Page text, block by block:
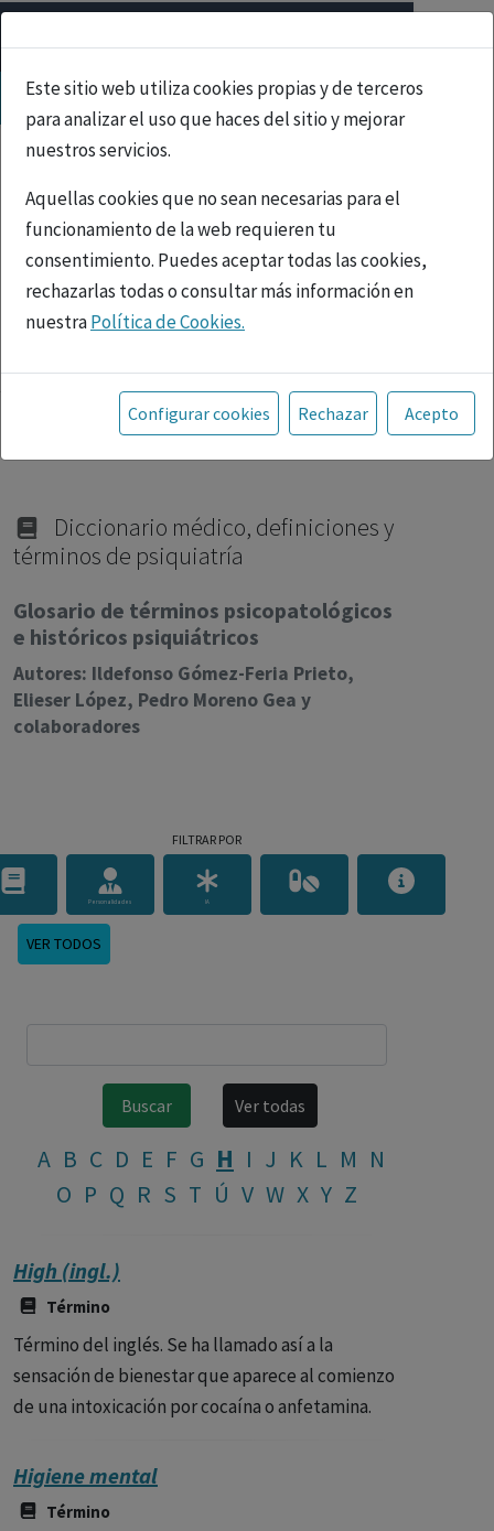
Este sitio web utiliza cookies propias y de terceros
para analizar el uso que haces del sitio y mejorar
nuestros servicios.
Aquellas cookies que no sean necesarias para el
funcionamiento de la web requieren tu
consentimiento. Puedes aceptar todas las cookies,
rechazarlas todas o consultar más información en
nuestraPolítica de Cookies.
Toda la información incluida en la Página Web está
referida a productos del mercado español y, por
tanto, dirigida a profesionales sanitarios legalmente
facultados para prescribir o dispensar medicamentos
fármacos se facilita a título meramente informativo,
siendo responsabilidad de los profesionales
caso concreto, el tratamiento más adecuado a las
necesidades del paciente.
Configurar cookies Rechazar Acepto
Diccionario médico, definiciones y
términos de psiquiatría
Glosario de términos psicopatológicos
e históricos psiquiátricos
Autores: Ildefonso Gómez-Feria Prieto,
Elieser López, Pedro Moreno Gea y
colaboradores
FILTRAR POR
Personalidades IA
VER TODOS
A B C D E F G H I J K L M N
O P Q R S T Ú V W X Y Z
High (ingl.)
Término
Término del inglés. Se ha llamado así a la
sensación de bienestar que aparece al comienzo
de una intoxicación por cocaína o anfetamina.
Higiene mental
Término